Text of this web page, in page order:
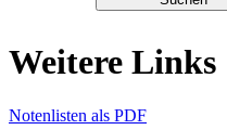
Weitere Links
Notenlisten als PDF